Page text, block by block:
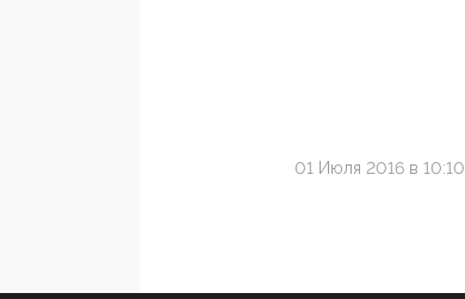
01 Июля 2016 в 10:10